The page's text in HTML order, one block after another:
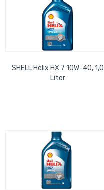
SHELL Helix HX 7 10W-40, 1,0
Liter